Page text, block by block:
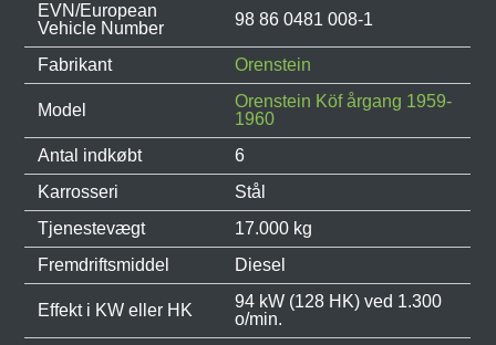
EVN/European
Vehicle Number
98 86 0481 008-1
Fabrikant Orenstein
Model
Orenstein Köf årgang 1959-
1960
Antal indkøbt
6
Karrosseri
Stål
Tjenestevægt
17.000 kg
Fremdriftsmiddel
Diesel
Effekt i KW eller HK
94 kW (128 HK) ved 1.300
o/min.